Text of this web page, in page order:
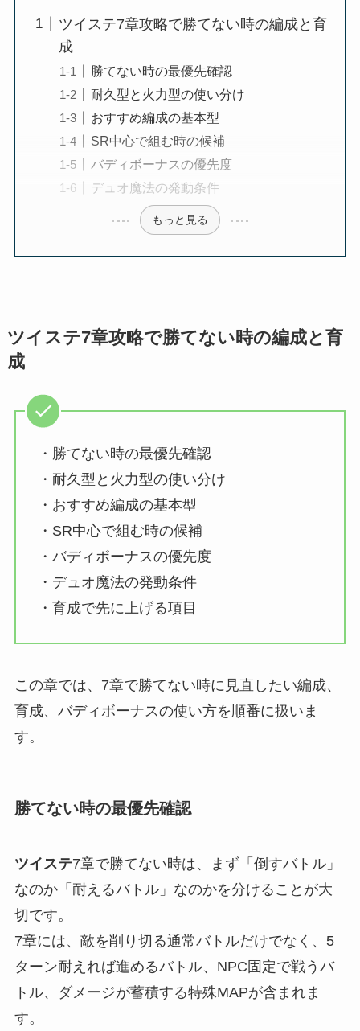
ツイステ7章攻略で勝てない時の編成と育
成
勝てない時の最優先確認
耐久型と火力型の使い分け
おすすめ編成の基本型
SR中心で組む時の候補
バディボーナスの優先度
デュオ魔法の発動条件
もっと見る
ツイステ7章攻略で勝てない時の編成と育
成
・勝てない時の最優先確認
・耐久型と火力型の使い分け
・おすすめ編成の基本型
・SR中心で組む時の候補
・バディボーナスの優先度
・デュオ魔法の発動条件
・育成で先に上げる項目
この章では、7章で勝てない時に見直したい編成、
育成、バディボーナスの使い方を順番に扱いま
す。
勝てない時の最優先確認
ツイステ7章で勝てない時は、まず「倒すバトル」
なのか「耐えるバトル」なのかを分けることが大
切です。
7章には、敵を削り切る通常バトルだけでなく、5
ターン耐えれば進めるバトル、NPC固定で戦うバ
トル、ダメージが蓄積する特殊MAPが含まれま
す。